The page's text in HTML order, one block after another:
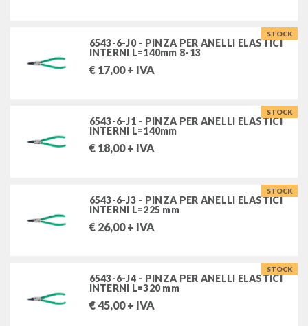
giratubi, martelli, lime ed altri utensili
utensili speciali per autoveicoli
Stock
STAHLWILLE UTENSILI SRL
STOCK
6543-6-J0 - PINZA PER ANELLI ELASTICI
INTERNI L=140mm 8-13
€ 17,00+ IVA
STOCK
6543-6-J1 - PINZA PER ANELLI ELASTICI
INTERNI L=140mm
€ 18,00+ IVA
STOCK
6543-6-J3 - PINZA PER ANELLI ELASTICI
INTERNI L=225 mm
€ 26,00+ IVA
STOCK
6543-6-J4 - PINZA PER ANELLI ELASTICI
INTERNI L=320 mm
€45,00+ IVA